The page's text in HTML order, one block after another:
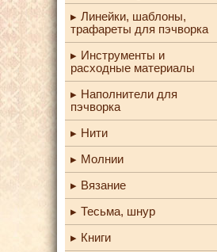
Линейки, шаблоны,
трафареты для пэчворка
Инструменты и
расходные материалы
Наполнители для
пэчворка
Нити
Молнии
Вязание
Тесьма, шнур
Книги